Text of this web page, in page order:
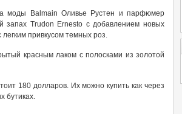
моды Balmain Оливье Рустен и парфюмер
запах Trudon Ernesto с добавлением новых
привкусом темных роз.
красным лаком с полосками из золотой
180 долларов. Их можно купить как через
бутиках.